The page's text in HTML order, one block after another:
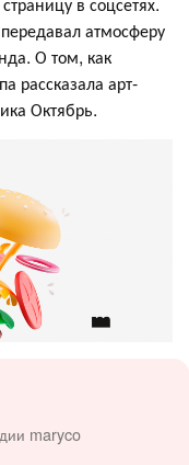
атмосферу
О том, как
рассказала арт-
Октябрь.
maryco